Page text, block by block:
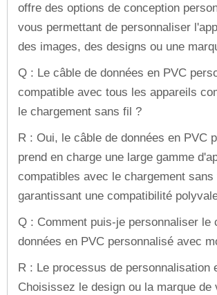
offre des options de conception
vous permettant de personnaliser
des images, des designs ou une
Q : Le câble de données en PVC
compatible avec tous les appareils
le chargement sans fil ?
R : Oui, le câble de données en PVC
prend en charge une large gamme
compatibles avec le chargement sans
garantissant une compatibilité
Q : Comment puis-je personnaliser le
données en PVC personnalisé avec
R : Le processus de personnalisation
Choisissez le design ou la marque de